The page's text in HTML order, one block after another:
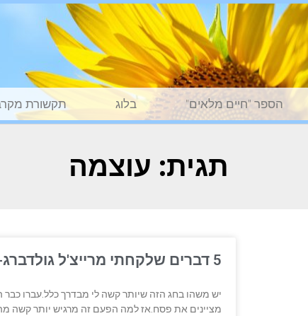
הספר "חיים מלאים" בלוג תקשורת
תגית: עוצמה
5 דברים שלקחתי מרייצ'ל גולדברג-פולין השבוע
יש משהו בחג הזה שיותר קשה לי מבדרך כלל.עברו
מציינים את פסח.אז למה הפעם זה מרגיש יותר קשה